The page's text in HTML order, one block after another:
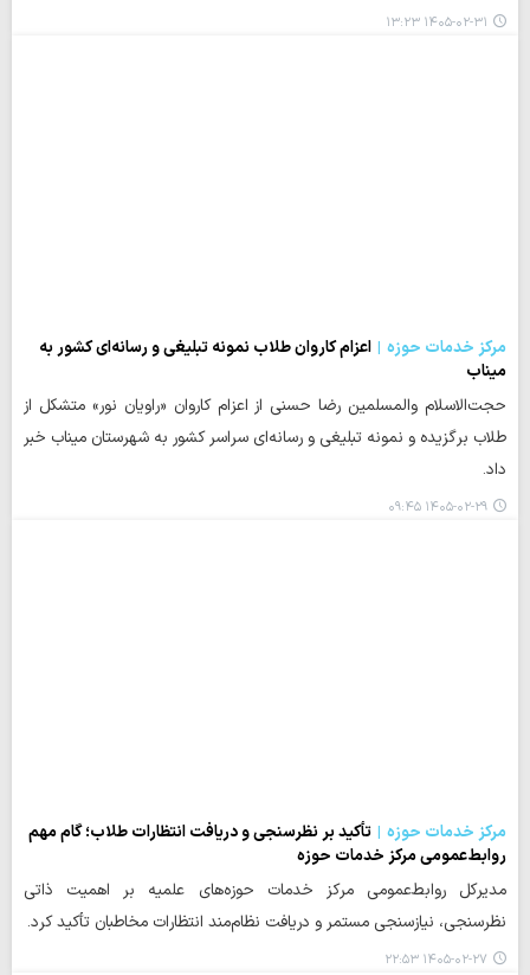
۱۴۰۵-۰۲-۳۱ ۱۳:۲۳
مرکز خدمات حوزه
اعزام کاروان طلاب نمونه تبلیغی و رسانه‌ای کشور به
میناب
حجت‌الاسلام والمسلمین رضا حسنی از اعزام کاروان «راویان نور» متشکل از
طلاب برگزیده و نمونه تبلیغی و رسانه‌ای سراسر کشور به شهرستان میناب خبر
داد.
۱۴۰۵-۰۲-۲۹ ۰۹:۴۵
مرکز خدمات حوزه
تأکید بر نظرسنجی و دریافت انتظارات طلاب؛ گام مهم
روابط‌عمومی مرکز خدمات حوزه
مدیرکل روابط‌عمومی مرکز خدمات حوزه‌های علمیه بر اهمیت ذاتی
نظرسنجی، نیازسنجی مستمر و دریافت نظام‌مند انتظارات مخاطبان تأکید کرد.
۱۴۰۵-۰۲-۲۷ ۲۲:۵۳